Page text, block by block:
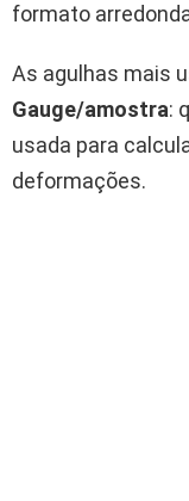
formato
As agulhas mais
Gauge/amostra:
usada para
deformações.